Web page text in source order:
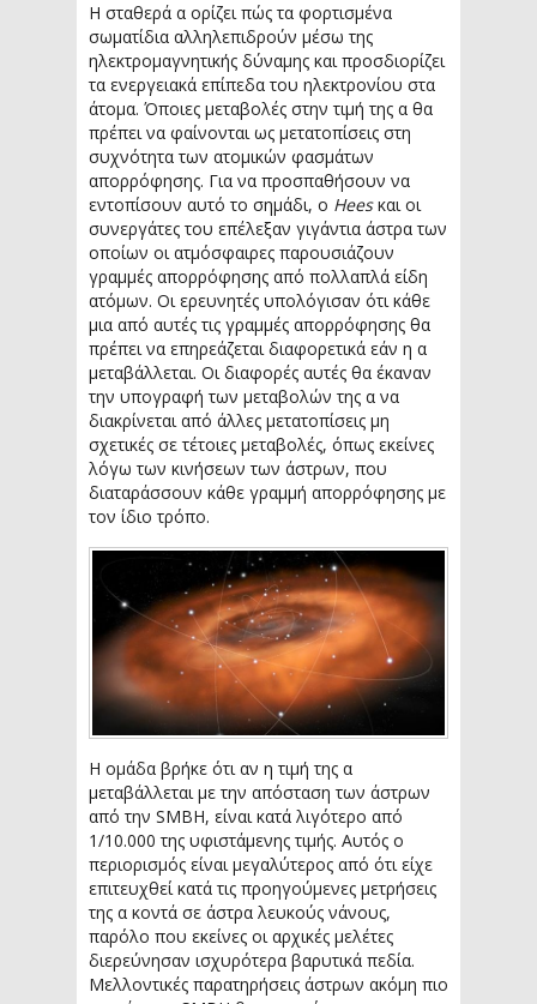
Η σταθερά α ορίζει πώς τα φορτισμένα
σωματίδια αλληλεπιδρούν μέσω της
ηλεκτρομαγνητικής δύναμης και προσδιορίζει
τα ενεργειακά επίπεδα του ηλεκτρονίου στα
άτομα. Όποιες μεταβολές στην τιμή της α θα
πρέπει να φαίνονται ως μετατοπίσεις στη
συχνότητα των ατομικών φασμάτων
απορρόφησης. Για να προσπαθήσουν να
εντοπίσουν αυτό το σημάδι, ο Heesκαι οι
συνεργάτες του επέλεξαν γιγάντια άστρα των
οποίων οι ατμόσφαιρες παρουσιάζουν
γραμμές απορρόφησης από πολλαπλά είδη
ατόμων. Οι ερευνητές υπολόγισαν ότι κάθε
μια από αυτές τις γραμμές απορρόφησης θα
πρέπει να επηρεάζεται διαφορετικά εάν η α
μεταβάλλεται. Οι διαφορές αυτές θα έκαναν
την υπογραφή των μεταβολών της α να
διακρίνεται από άλλες μετατοπίσεις μη
σχετικές σε τέτοιες μεταβολές, όπως εκείνες
λόγω των κινήσεων των άστρων, που
διαταράσσουν κάθε γραμμή απορρόφησης με
τον ίδιο τρόπο.
Η ομάδα βρήκε ότι αν η τιμή της α
μεταβάλλεται με την απόσταση των άστρων
από την SMBH, είναι κατά λιγότερο από
1/10.000 της υφιστάμενης τιμής. Αυτός ο
περιορισμός είναι μεγαλύτερος από ότι είχε
επιτευχθεί κατά τις προηγούμενες μετρήσεις
της α κοντά σε άστρα λευκούς νάνους,
παρόλο που εκείνες οι αρχικές μελέτες
διερεύνησαν ισχυρότερα βαρυτικά πεδία.
Μελλοντικές παρατηρήσεις άστρων ακόμη πιο